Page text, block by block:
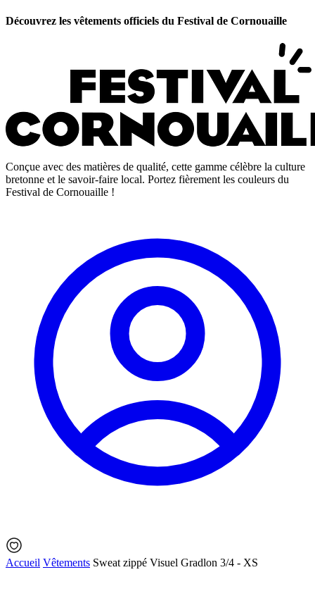
Découvrez les vêtements officiels du Festival de Cornouaille
Conçue avec des matières de qualité, cette gamme célèbre la culture
bretonne et le savoir-faire local. Portez fièrement les couleurs du
Festival de Cornouaille !
Accueil Vêtements Sweat zippé Visuel Gradlon 3/4 - XS